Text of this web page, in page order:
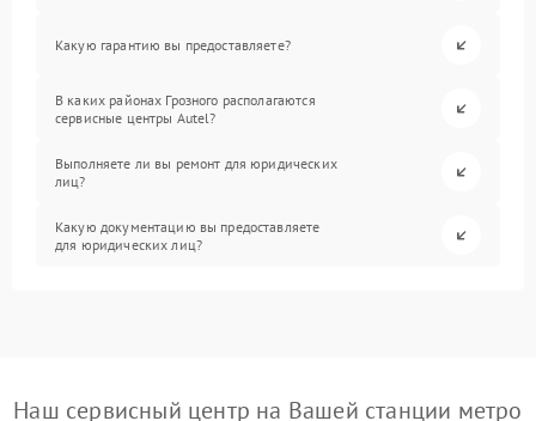
Какую гарантию вы предоставляете?
В каких районах Грозного располагаются
сервисные центры Autel?
Выполняете ли вы ремонт для юридических
лиц?
Какую документацию вы предоставляете
для юридических лиц?
Наш сервисный центр на Вашей станции метро